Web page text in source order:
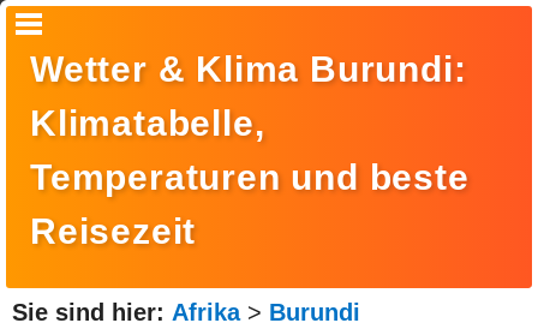
Amerika
Asien
Afrika
Wetter & Klima Burundi:
Klimatabelle,
Temperaturen und beste
Reisezeit
Sie sind hier: Afrika> Burundi